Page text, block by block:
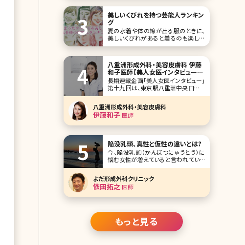
美しいくびれを持つ芸能人ランキン
グ
夏の水着や体の線が出る服のときに、
美しいくびれがあると着るのも楽しみ
になってきますよね♪しかし美しいくび
難しいものでもあります……。 だからこ
そ、きれいな芸能人たちでも美しいくび
れを持つ人たちは、本当に美意識が高
いと言えるのではないでしょうか。今回
はほどよ
八重洲形成外科・美容皮膚科 伊藤
和子医師【美人女医インタビュー第
十九回】
長期連載企画「美人女医インタビュー」
第十九回は、東京駅八重洲中央口から
徒歩2分、八重洲形成外科・美容皮膚科
の伊藤和子先生です。もともと形成外
科で乳房の再建などに携わり、その後
美容領域へ。インタビューは苦手とお
っしゃってましたが、常に笑みを絶やさ
でした。女性特有の症
八重洲形成外科・美容皮膚科
伊藤和子医師
陥没乳頭、真性と仮性の違いとは?
今、陥没乳頭（かんぼつにゅうとう）に
悩む女性が増えていると言われていま
す。陥没乳頭とは乳頭部分がへこんで
いたり、平らだったりする状態のこと。
見た目が不自然でコンプレックスを抱
きやすいというだけではなく、そのまま
にしておくと将来的に授乳ができない
の症状と真性、仮性の
よだ形成外科クリニック
依田拓之 医師
もっと見る